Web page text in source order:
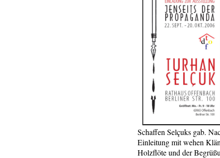
Schaffen Selçuks gab.
Einleitung mit wehen
Holzflöte und der